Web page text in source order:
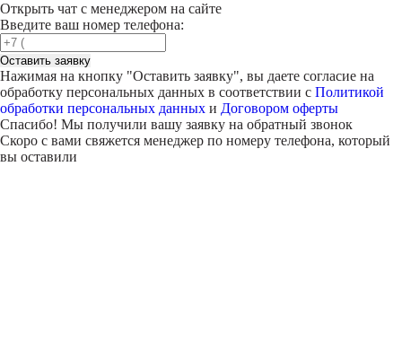
Открыть чат с менеджером на сайте
Введите ваш номер телефона:
Оставить заявку
Нажимая на кнопку "Оставить заявку", вы даете согласие на
обработку персональных данных в соответствии с Политикой
обработки персональных данных и Договором оферты
Спасибо! Мы получили вашу заявку на обратный звонок
Скоро с вами свяжется менеджер по номеру телефона, который
вы оставили